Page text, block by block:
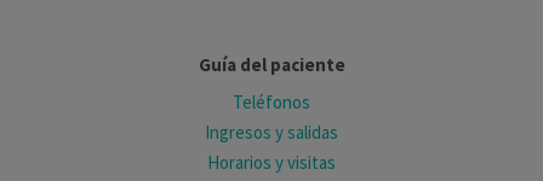
Guía del paciente
Teléfonos
Ingresos y salidas
Horarios y visitas